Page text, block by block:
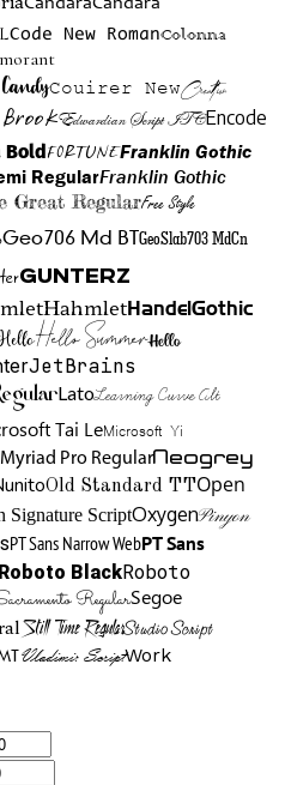
Code New RomanColonna
Couirer NewCreattion
Edwardian Script ITCEncode
BoldFortuneFranklin Gothic
RegularFranklin Gothic
Great RegularFree Style
Geo706 Md BTGeoSlab703 MdCn
Gunterz
HahmletHandelGothic
Hello SummerHello
JetBrains
LatoLearning Curve Alt
Tai LeMicrosoft Yi
Myriad Pro RegularNeogrey
Old Standard TTOpen
Signature ScriptOxygenPinyon
PT Sans Narrow WebPT Sans
Roboto BlackRoboto
RegularSegoe
Still Time RegularStudio Script
Vladimir ScriptWork